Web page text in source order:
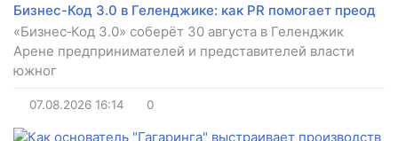
Бизнес-Код 3.0 в Геленджике: как PR помогает преод
«Бизнес‑Код 3.0» соберёт 30 августа в Геленджик
Арене предпринимателей и представителей власти
южног
07.08.2026 16:14 0